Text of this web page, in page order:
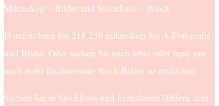
Mikroskop – Bilder und Stockfotos – iStock
Durchstöbern Sie 218.250 mikroskop Stock-Fotografie
und Bilder. Oder suchen Sie nach labor oder lupe, um
noch mehr faszinierende Stock-Bilder zu entdecken.
Suchen Sie in Stockfotos und lizenzfreien Bildern zum